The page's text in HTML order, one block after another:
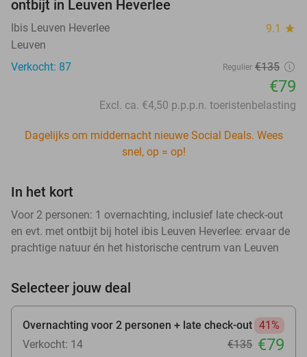
ontbijt in Leuven Heverlee
Ibis Leuven Heverlee 9.1 star
Leuven
Verkocht: 87
Regulier €135
€79
Excl. ca. €4,50 p.p.p.n. toeristenbelasting
Dagelijks om middernacht nieuwe Social Deals. Wees
snel, op = op!
In het kort
Voor 2 personen: 1 overnachting, inclusief late check-out
en evt. met ontbijt bij hotel ibis Leuven Heverlee: ervaar de
prachtige natuur én het historische centrum van Leuven
Selecteer jouw deal
Overnachting voor 2 personen + late check-out 41%
Verkocht: 14
€135 €79